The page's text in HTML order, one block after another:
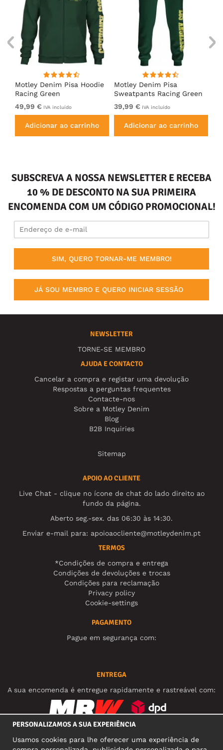
Motley Denim Pisa Hoodie
Racing Green
49,99 € IVA incluído
Adicionar ao carrinho
Motley Denim Pisa
Sweatpants Racing Green
39,99 € IVA incluído
Adicionar ao carrinho
SUBSCREVA A NOSSA NEWSLETTER E RECEBA
10 % DE DESCONTO NA SUA PRIMEIRA
ENCOMENDA COM UM CÓDIGO PROMOCIONAL!
SIM, QUERO TORNAR-ME MEMBRO!
JÁ SOU MEMBRO E QUERO INICIAR SESSÃO
NEWSLETTER
TORNE-SE MEMBRO
AJUDA E CONTACTO
Cancelar a compra e registar uma devolução
Respostas a perguntas frequentes
Contacte-nos
Sobre a Motley Denim
Blog
B2B Inquiries
Sitemap
APOIO AO CLIENTE
Live Chat - clique no ícone de chat do lado direito ao
fundo da página.
Aberto seg.-sex. das 06:30 às 14:30.
Enviar e-mail para: apoioaocliente@motleydenim.pt
TERMOS
*Condições de compra e entrega
Condições de devoluções e trocas
Condições para reclamação
Privacy policy
Cookie-settings
PAGAMENTO
Pague em segurança com:
ENTREGA
A sua encomenda é entregue rapidamente e rastreável com:
PERSONALIZAMOS A SUA EXPERIÊNCIA
Usamos cookies para lhe oferecer uma experiência de